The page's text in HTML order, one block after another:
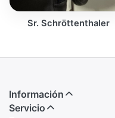
Sr. Schröttenthaler
Información
Servicio